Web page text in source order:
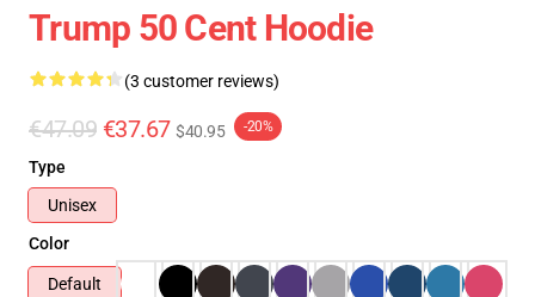
Trump 50 Cent Hoodie
(3 customer reviews)
€47.09 €37.67 $40.95 -20%
Type
Unisex
Color
Default